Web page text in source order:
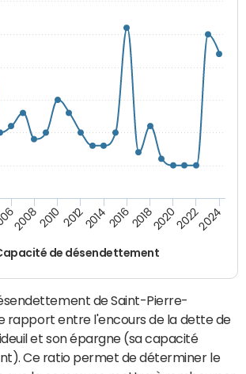
de désendettement
20082010 2012201420162018202020222024
de Saint-Pierre-
rapport entre l'encours de la dette de
et son épargne (sa capacité
Ce ratio permet de déterminer le